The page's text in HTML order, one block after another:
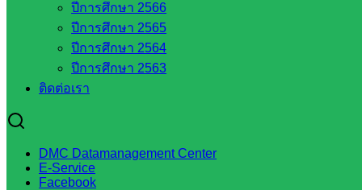
ปีการศึกษา 2566
ปีการศึกษา 2565
ปีการศึกษา 2564
ปีการศึกษา 2563
ติดต่อเรา
DMC Datamanagement Center
E-Service
Facebook
จังหวัด
สระแก้ว
ศึกษาธิการ
จังหวัด
สระแก้ว
จังหวัด
สระแก้ว